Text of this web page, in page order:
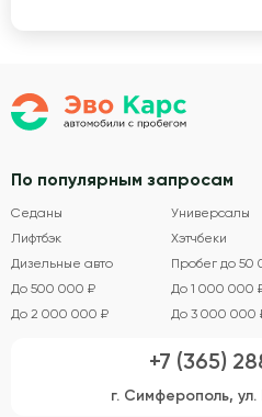
По популярным запросам
Седаны Универсалы
Лифтбэк
Хэтчбеки
Дизельные авто
Пробег до 50
До 500 000 ₽
До 1 000 000
До 2 000 000 ₽
До 3 000 000
+7 (365)
г. Симферополь,